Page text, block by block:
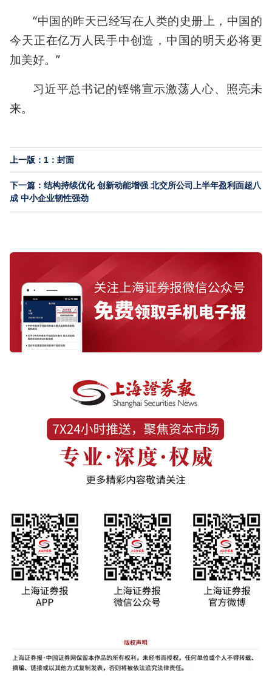
“中国的昨天已经写在人类的史册上，中国的
今天正在亿万人民手中创造，中国的明天必将更
加美好。”
习近平总书记的铿锵宣示激荡人心、照亮未
来。
上一版：1：封面
下一篇：结构持续优化 创新动能增强 北交所公司上半年盈利面超八
成 中小企业韧性强劲